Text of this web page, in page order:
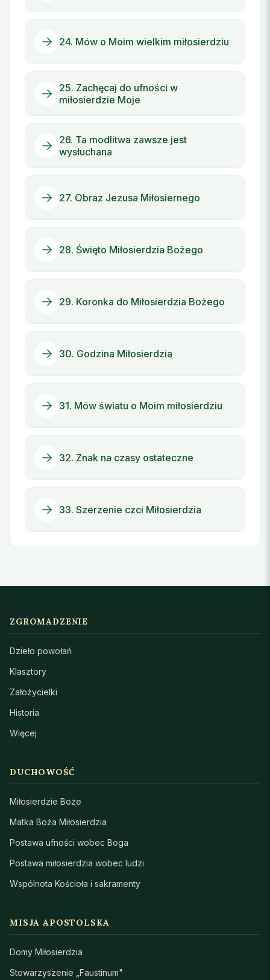
24. Mów o Moim wielkim miłosierdziu
25. Zachęcaj do ufności w
miłosierdzie Moje
26. Ta modlitwa zawsze jest
wysłuchana
27. Obraz Jezusa Miłosiernego
28. Święto Miłosierdzia Bożego
29. Koronka do Miłosierdzia Bożego
30. Godzina Miłosierdzia
31. Mów światu o Moim miłosierdziu
32. Znak na czasy ostateczne
33. Szerzenie czci Miłosierdzia
ZGROMADZENIE
Dzieło powołań
Klasztory
Założycielki
Historia
Więcej
DUCHOWOŚĆ
Miłosierdzie Boże
Matka Boża Miłosierdzia
Postawa ufności wobec Boga
Postawa miłosierdzia wobec ludzi
Wspólnota Kościoła i sakramenty
MISJA APOSTOLSKA
Domy Miłosierdzia
Stowarzyszenie „Faustinum"